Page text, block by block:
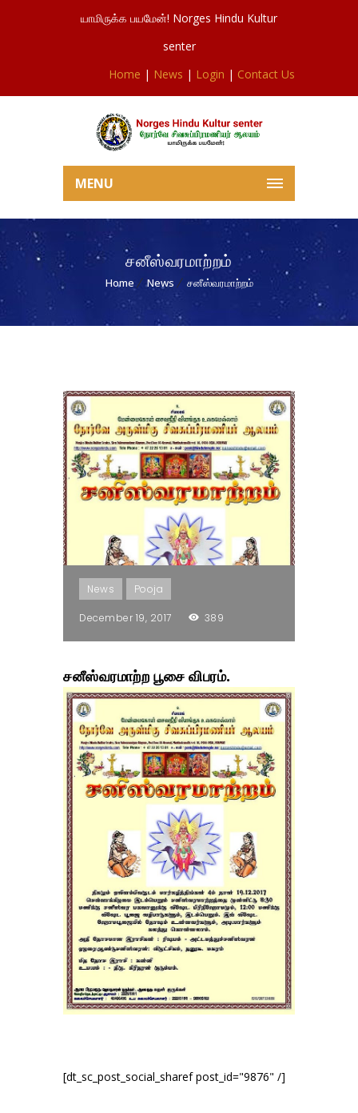
யாமிருக்க பயமேன்! Norges Hindu Kultur
senter
Home | News | Login | Contact Us
MENU
சனீஸ்வரமாற்றம்
Home News சனீஸ்வரமாற்றம்
News Pooja
December 19, 2017 389
சனீஸ்வரமாற்ற பூசை விபரம்.
[dt_sc_post_social_sharef post_id="9876" /]